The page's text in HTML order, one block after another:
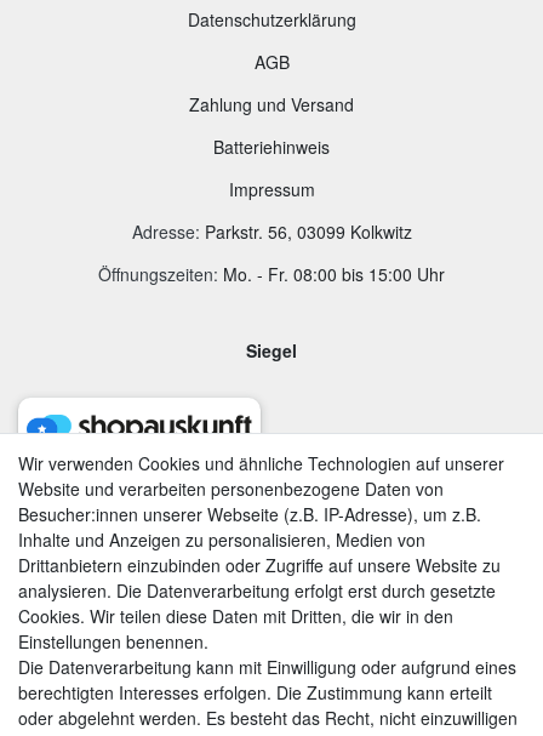
Datenschutzerklärung
AGB
Zahlung und Versand
Batteriehinweis
Impressum
Adresse: Parkstr. 56, 03099 Kolkwitz
Öffnungszeiten: Mo. - Fr. 08:00 bis 15:00 Uhr
Siegel
AGB|Widerrufsrecht|Datenschutzerklärung|Impressum
Wir verwenden Cookies und ähnliche Technologien auf unserer
Website und verarbeiten personenbezogene Daten von
Besucher:innen unserer Webseite (z.B. IP-Adresse), um z.B.
Inhalte und Anzeigen zu personalisieren, Medien von
Drittanbietern einzubinden oder Zugriffe auf unsere Website zu
analysieren. Die Datenverarbeitung erfolgt erst durch gesetzte
Cookies. Wir teilen diese Daten mit Dritten, die wir in den
Einstellungen benennen.
Die Datenverarbeitung kann mit Einwilligung oder aufgrund eines
berechtigten Interesses erfolgen. Die Zustimmung kann erteilt
oder abgelehnt werden. Es besteht das Recht, nicht einzuwilligen